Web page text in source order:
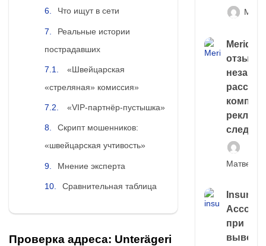
Что ищут в сети
Реальные истории
пострадавших
«Швейцарская
«стреляная» комиссия»
«VIP‑партнёр‑пустышка»
Скрипт мошенников:
«швейцарская учтивость»
Мнение эксперта
Сравнительная таблица
Проверка адреса: Unterägeri
следа
Матвей
Account
при
выводе